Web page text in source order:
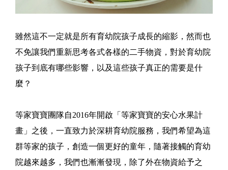
雖然這不一定就是所有育幼院孩子成長的縮影，然而也
不免讓我們重新思考各式各樣的二手物資，對於育幼院
孩子到底有哪些影響，以及這些孩子真正的需要是什
麼？
等家寶寶團隊自2016年開啟「等家寶寶的安心水果計
畫」之後，一直致力於深耕育幼院服務，我們希望為這
群等家的孩子，創造一個更好的童年，隨著接觸的育幼
院越來越多，我們也漸漸發現，除了外在物資給予之